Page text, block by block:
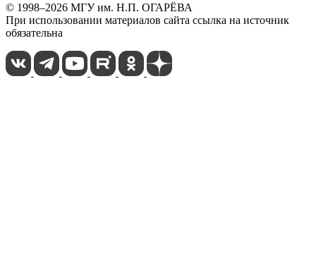
© 1998–2026 МГУ им. Н.П. ОГАРЁВА
При использовании материалов сайта ссылка на источник
обязательна